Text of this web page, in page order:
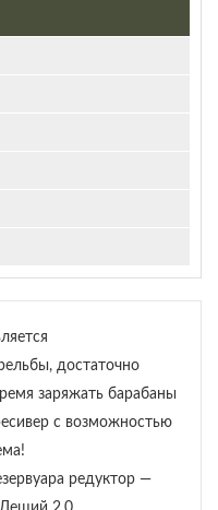
достаточно
заряжать барабаны
с возможностью
редуктор —